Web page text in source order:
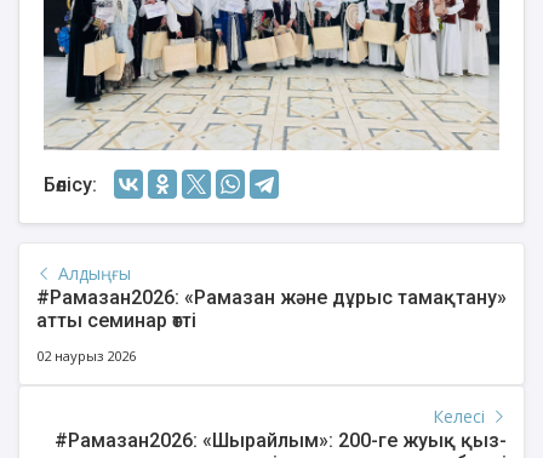
Бөлісу:
Алдыңғы
#Рамазан2026: «Рамазан және дұрыс тамақтану»
атты семинар өтті
02 наурыз 2026
Келесі
#Рамазан2026: «Шырайлым»: 200-ге жуық қыз-